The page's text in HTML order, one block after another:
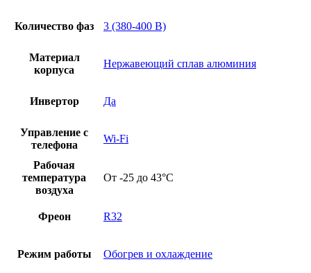
Количество фаз 3 (380-400 В)
Материал
корпуса
Нержавеющий сплав алюминия
Инвертор Да
Управление с
телефона
Wi-Fi
Рабочая
температура
воздуха
От -25 до 43°C
Фреон R32
Режим работы Обогрев и охлаждение